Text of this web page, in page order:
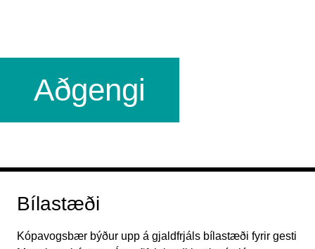
Aðgengi
Bílastæði
Kópavogsbær býður upp á gjaldfrjáls bílastæði fyrir gesti